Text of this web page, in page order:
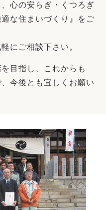
心の安らぎ・くつろぎ
な住まいづくり』をご
にご相談下さい。
目指し、これからも
今後とも宜しくお願い